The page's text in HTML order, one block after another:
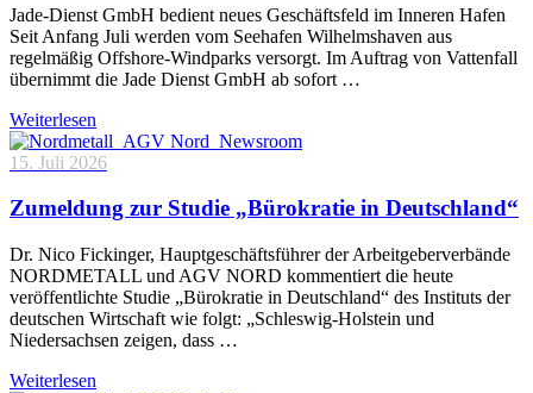
Jade-Dienst GmbH bedient neues Geschäftsfeld im Inneren Hafen
Seit Anfang Juli werden vom Seehafen Wilhelmshaven aus
regelmäßig Offshore-Windparks versorgt. Im Auftrag von Vattenfall
übernimmt die Jade Dienst GmbH ab sofort …
Weiterlesen
15. Juli 2026
Zumeldung zur Studie „Bürokratie in Deutschland“
Dr. Nico Fickinger, Hauptgeschäftsführer der Arbeitgeberverbände
NORDMETALL und AGV NORD kommentiert die heute
veröffentlichte Studie „Bürokratie in Deutschland“ des Instituts der
deutschen Wirtschaft wie folgt: „Schleswig-Holstein und
Niedersachsen zeigen, dass …
Weiterlesen